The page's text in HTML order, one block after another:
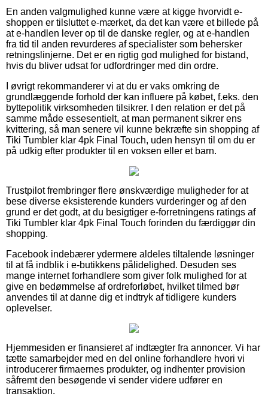
En anden valgmulighed kunne være at kigge hvorvidt e-
shoppen er tilsluttet e-mærket, da det kan være et billede på
at e-handlen lever op til de danske regler, og at e-handlen
fra tid til anden revurderes af specialister som behersker
retningslinjerne. Det er en rigtig god mulighed for bistand,
hvis du bliver udsat for udfordringer med din ordre.
I øvrigt rekommanderer vi at du er vaks omkring de
grundlæggende forhold der kan influere på købet, f.eks. den
byttepolitik virksomheden tilsikrer. I den relation er det på
samme måde essesentielt, at man permanent sikrer ens
kvittering, så man senere vil kunne bekræfte sin shopping af
Tiki Tumbler klar 4pk Final Touch, uden hensyn til om du er
på udkig efter produkter til en voksen eller et barn.
Trustpilot frembringer flere ønskværdige muligheder for at
bese diverse eksisterende kunders vurderinger og af den
grund er det godt, at du besigtiger e-forretningens ratings af
Tiki Tumbler klar 4pk Final Touch forinden du færdiggør din
shopping.
Facebook indebærer ydermere aldeles tiltalende løsninger
til at få indblik i e-butikkens pålidelighed. Desuden ses
mange internet forhandlere som giver folk mulighed for at
give en bedømmelse af ordreforløbet, hvilket tilmed bør
anvendes til at danne dig et indtryk af tidligere kunders
oplevelser.
Hjemmesiden er finansieret af indtægter fra annoncer. Vi har
tætte samarbejder med en del online forhandlere hvori vi
introducerer firmaernes produkter, og indhenter provision
såfremt den besøgende vi sender videre udfører en
transaktion.